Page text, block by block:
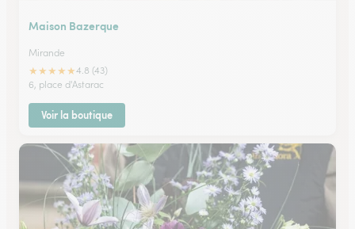
Maison Bazerque
Mirande
★★★★★4.8 (43)
6, place d'Astarac
Voir la boutique